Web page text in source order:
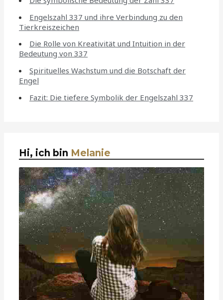
Engelszahl 337 und ihre Verbindung zu den
Tierkreiszeichen
Die Rolle von Kreativität und Intuition in der
Bedeutung von 337
Spirituelles Wachstum und die Botschaft der
Engel
Fazit: Die tiefere Symbolik der Engelszahl 337
Hi, ich bin Melanie